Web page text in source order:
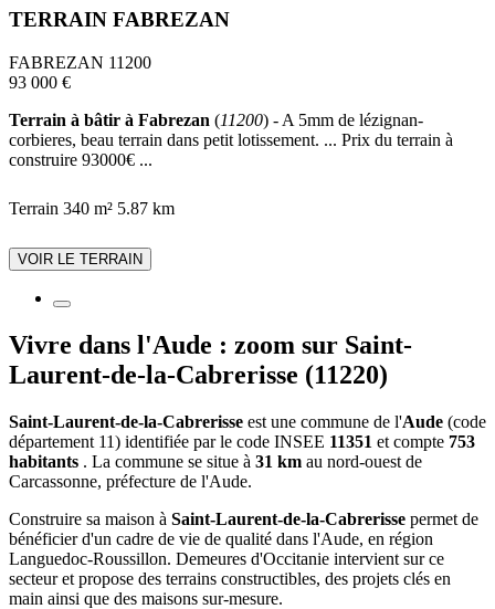
TERRAIN FABREZAN
FABREZAN 11200
93 000 €
Terrain à bâtir à Fabrezan (11200) - A 5mm de lézignan-
corbieres, beau terrain dans petit lotissement. ... Prix du terrain à
construire 93000€ ...
Terrain 340 m² 5.87 km
VOIR LE TERRAIN
Vivre dans l'Aude : zoom sur Saint-
Laurent-de-la-Cabrerisse (11220)
Saint-Laurent-de-la-Cabrerisse est une commune de l'Aude (code
département 11) identifiée par le code INSEE 11351 et compte 753
habitants . La commune se situe à 31 km au nord-ouest de
Carcassonne, préfecture de l'Aude.
Construire sa maison à Saint-Laurent-de-la-Cabrerisse permet de
bénéficier d'un cadre de vie de qualité dans l'Aude, en région
Languedoc-Roussillon. Demeures d'Occitanie intervient sur ce
secteur et propose des terrains constructibles, des projets clés en
main ainsi que des maisons sur-mesure.